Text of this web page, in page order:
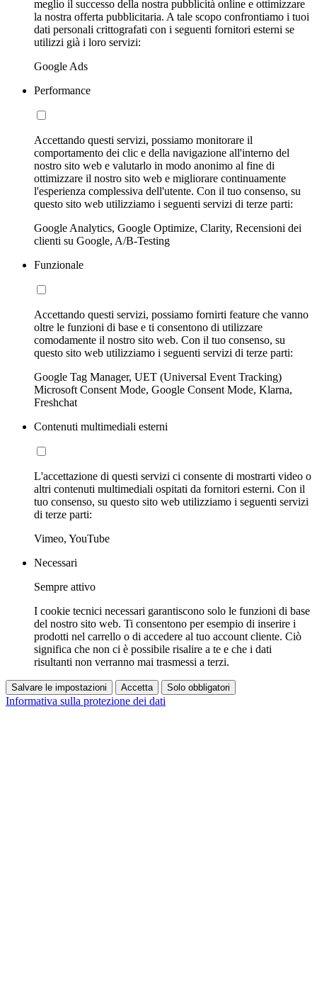
meglio il successo della nostra pubblicità online e ottimizzare
la nostra offerta pubblicitaria. A tale scopo confrontiamo i tuoi
dati personali crittografati con i seguenti fornitori esterni se
utilizzi già i loro servizi:
Google Ads
Performance
Accettando questi servizi, possiamo monitorare il
comportamento dei clic e della navigazione all'interno del
nostro sito web e valutarlo in modo anonimo al fine di
ottimizzare il nostro sito web e migliorare continuamente
l'esperienza complessiva dell'utente. Con il tuo consenso, su
questo sito web utilizziamo i seguenti servizi di terze parti:
Google Analytics, Google Optimize, Clarity, Recensioni dei
clienti su Google, A/B-Testing
Funzionale
Accettando questi servizi, possiamo fornirti feature che vanno
oltre le funzioni di base e ti consentono di utilizzare
comodamente il nostro sito web. Con il tuo consenso, su
questo sito web utilizziamo i seguenti servizi di terze parti:
Google Tag Manager, UET (Universal Event Tracking)
Microsoft Consent Mode, Google Consent Mode, Klarna,
Freshchat
Contenuti multimediali esterni
L'accettazione di questi servizi ci consente di mostrarti video o
altri contenuti multimediali ospitati da fornitori esterni. Con il
tuo consenso, su questo sito web utilizziamo i seguenti servizi
di terze parti:
Vimeo, YouTube
Necessari
Sempre attivo
I cookie tecnici necessari garantiscono solo le funzioni di base
del nostro sito web. Ti consentono per esempio di inserire i
prodotti nel carrello o di accedere al tuo account cliente. Ciò
significa che non ci è possibile risalire a te e che i dati
risultanti non verranno mai trasmessi a terzi.
Salvare le impostazioni Accetta Solo obbligatori
Informativa sulla protezione dei dati